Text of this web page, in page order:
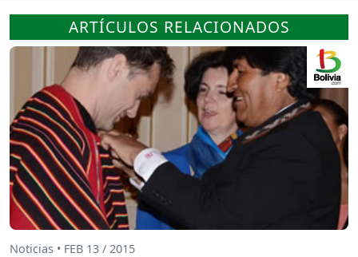
ARTÍCULOS RELACIONADOS
Noticias • FEB 13 / 2015